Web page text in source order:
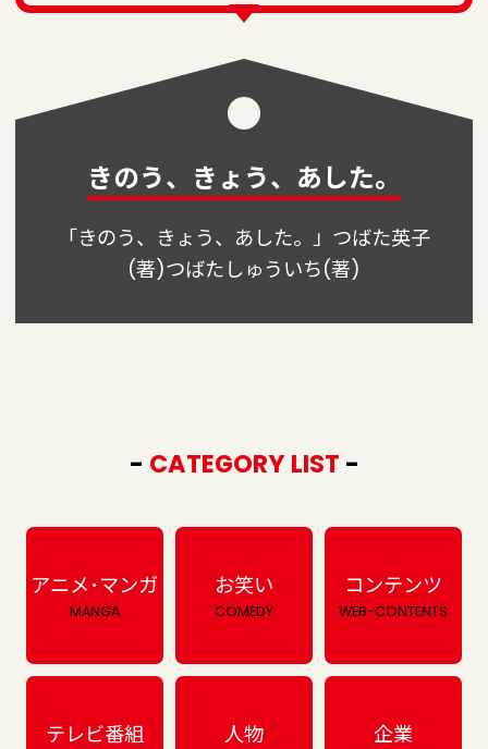
きのう、きょう、あした。
「きのう、きょう、あした。」つばた英子
(著)つばたしゅういち(著)
- CATEGORY LIST -
アニメ･マンガ
MANGA
お笑い
COMEDY
コンテンツ
WEB-CONTENTS
テレビ番組 人物 企業